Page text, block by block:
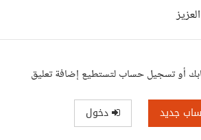
أو تسجيل حساب لتستطيع إضافة تعليق
جديد دخول